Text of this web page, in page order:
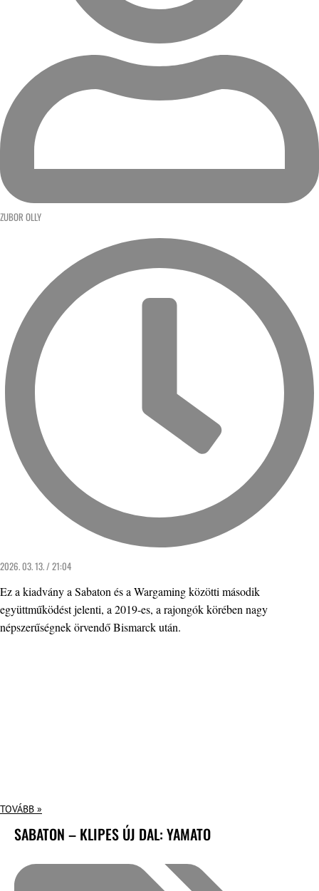
ZUBOR OLLY
2026. 03. 13. / 21:04
Ez a kiadvány a Sabaton és a Wargaming közötti második
együttműködést jelenti, a 2019-es, a rajongók körében nagy
népszerűségnek örvendő Bismarck után.
TOVÁBB »
SABATON – KLIPES ÚJ DAL: YAMATO